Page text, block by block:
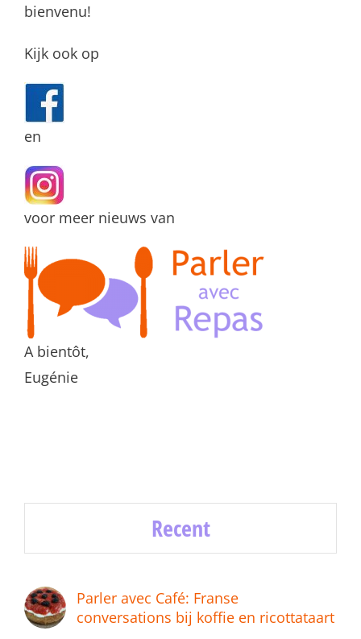
bienvenu!
Kijk ook op
en
voor meer nieuws van
A bientôt,
Eugénie
Recent
Parler avec Café: Franse
conversations bij koffie en ricottataart